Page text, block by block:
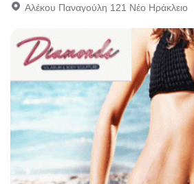
Αλέκου Παναγούλη 121 Νέο Ηράκλειο